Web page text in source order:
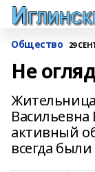
Общество 29
Не
Васильевна
активный
всегда